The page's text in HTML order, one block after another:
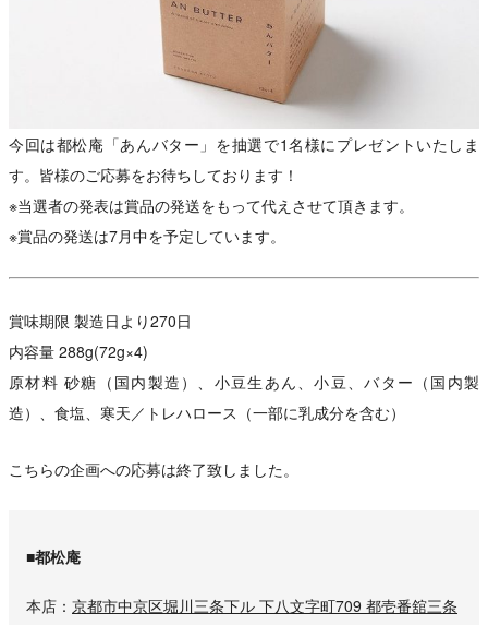
今回は都松庵「あんバター」を抽選で1名様にプレゼントいたしま
す。皆様のご応募をお待ちしております！
※当選者の発表は賞品の発送をもって代えさせて頂きます。
※賞品の発送は7月中を予定しています。
賞味期限 製造日より270日
内容量 288g(72g×4)
原材料 砂糖（国内製造）、小豆生あん、小豆、バター（国内製
造）、食塩、寒天／トレハロース（一部に乳成分を含む）
こちらの企画への応募は終了致しました。
■都松庵
本店
京都市中京区堀川三条下ル 下八文字町709 都壱番舘三条